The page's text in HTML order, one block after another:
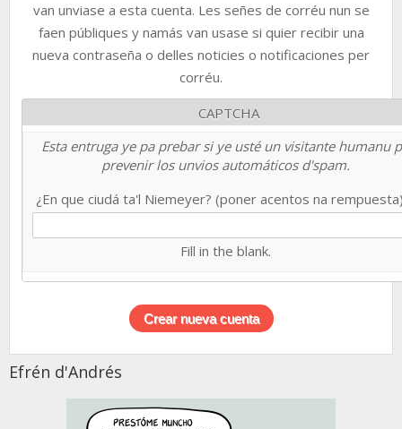
van unviase a esta cuenta. Les señes de corréu nun se
faen públiques y namás van usase si quier recibir una
nueva contraseña o delles noticies o notificaciones per
corréu.
CAPTCHA
Esta entruga ye pa prebar si ye usté un visitante humanu
prevenir los unvios automáticos d'spam.
¿En que ciudá ta'l Niemeyer? (poner acentos na
Fill in the blank.
Efrén d'Andrés